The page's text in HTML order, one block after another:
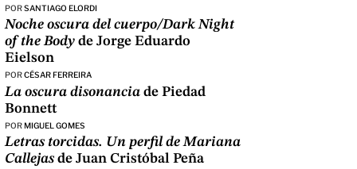
PORSANTIAGO ELORDI
Noche oscura del cuerpo/Dark Night
of the Body de Jorge Eduardo
Eielson
PORCÉSAR FERREIRA
La oscura disonancia de Piedad
Bonnett
PORMIGUEL GOMES
Letras torcidas. Un perfil de Mariana
Callejas de Juan Cristóbal Peña